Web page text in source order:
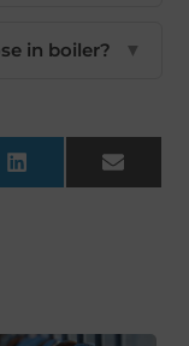
in boiler? ▼
LinkedIn Email